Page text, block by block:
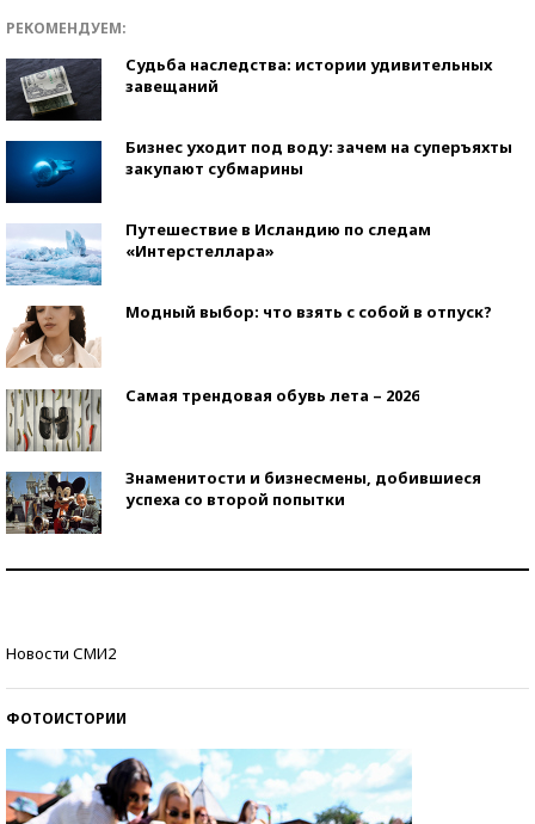
РЕКОМЕНДУЕМ:
Судьба наследства: истории удивительных
завещаний
Бизнес уходит под воду: зачем на суперъяхты
закупают субмарины
Путешествие в Исландию по следам
«Интерстеллара»
Модный выбор: что взять с собой в отпуск?
Самая трендовая обувь лета – 2026
Знаменитости и бизнесмены, добившиеся
успеха со второй попытки
Новости СМИ2
ФОТОИСТОРИИ